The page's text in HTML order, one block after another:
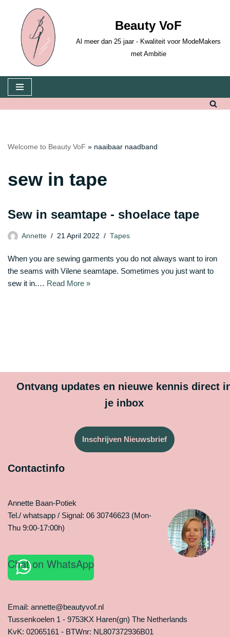
Skip
content
Beauty VoF
Al meer dan 25 jaar - Kwaliteit voor ModeMakers
met Ambitie
Welcome to Beauty VoF » naaibaar naadband
sew in tape
Sew in seamtape - shoelace tape
Annette 21 April 2022 Tapes
When you are sewing garments you do not always want to iron
the seams with Vilene seamtape. Sometimes you just want to
sew it in.… Read More »
Ontvang updates en nieuwe kennis direct
je inbox
Inschrijven Nieuwsbrief
Contactinfo
Annette Baan-Potiek
Tel./ whatsapp / Signal: 06 30746623 (Mon-
Thu 9:00-17:00h)
Chat on WhatsApp
Email: annette@beautyvof.nl
Tussenkoelen 1 - 9753KX Haren(gn) The Netherlands
KvK: 02065161 - BTWnr: NL807372936B01